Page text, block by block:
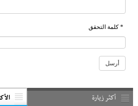
* كلمة التحقق
أكثر زيارة